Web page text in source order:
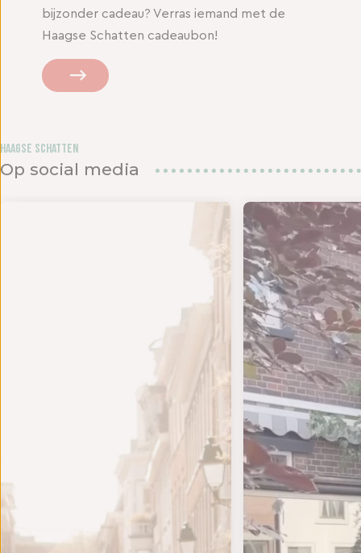
bijzonder cadeau? Verras iemand met de
Haagse Schatten cadeaubon!
Haagse Schatten
Op social media
VOOR EEN NIEUWE OUTFIT - Het is tijd om te
BEDANKJE VOOR DE